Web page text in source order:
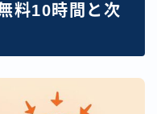
10時間と次